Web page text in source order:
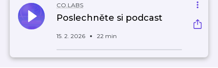
CO.LABS
Poslechněte si podcast
15. 2. 2026 22 min